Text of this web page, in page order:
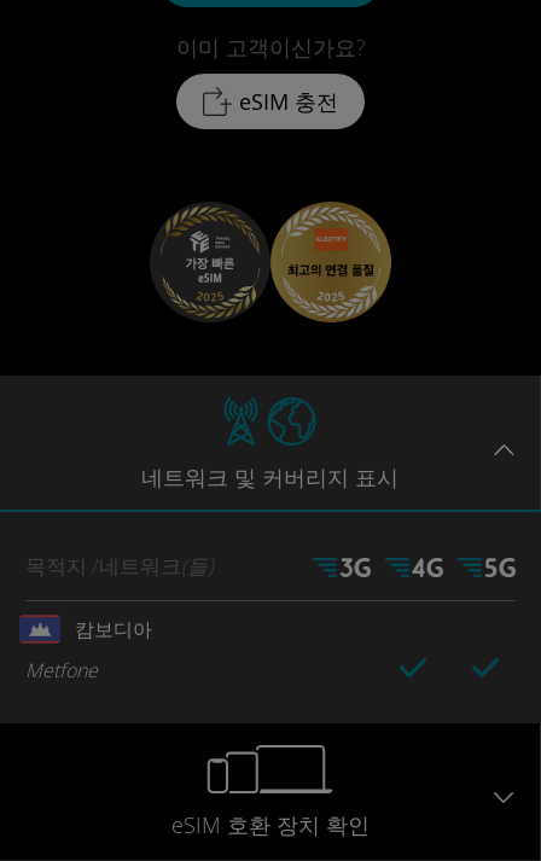
이미 고객이신가요?
eSIM 충전
네트워크 및 커버리지 표시
목적지 /네트워크(들)
캄보디아
Metfone
eSIM 호환 장치 확인